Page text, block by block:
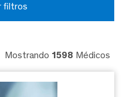
filtros
Mostrando 1598 Médicos